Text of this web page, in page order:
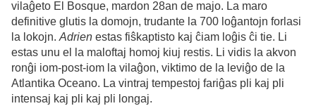
vilaĝeto El Bosque, mardon 28an de majo. La maro
definitive glutis la domojn, trudante la 700 loĝantojn forlasi
la lokojn. Adrien estas fiŝkaptisto kaj ĉiam loĝis ĉi tie. Li
estas unu el la maloftaj homoj kiuj restis. Li vidis la akvon
ronĝi iom-post-iom la vilaĝon, viktimo de la leviĝo de la
Atlantika Oceano. La vintraj tempestoj fariĝas pli kaj pli
intensaj kaj pli kaj pli longaj.